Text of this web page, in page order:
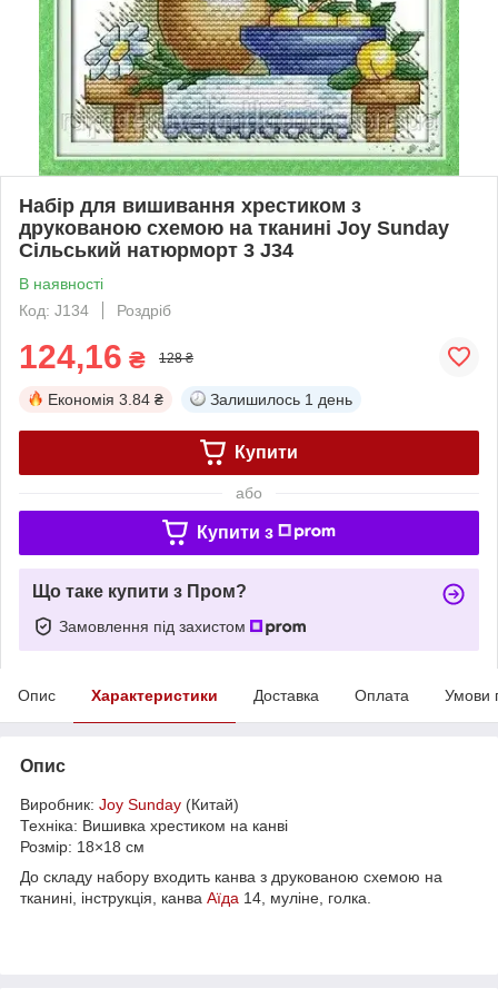
Набір для вишивання хрестиком з
друкованою схемою на тканині Joy Sunday
Сільський натюрморт 3 J34
В наявності
Код: J134
Роздріб
124,16 ₴ 128 ₴
Економія 3.84 ₴ Залишилось 1 день
Купити
або
Купити з
Що таке купити з Пром?
Замовлення під захистом
Опис Характеристики Доставка Оплата Умови
Опис
Виробник: Joy Sunday (Китай)
Техніка: Вишивка хрестиком на канві
Розмір: 18×18 см
До складу набору входить канва з друкованою схемою на
тканині, інструкція, канва Аїда 14, муліне, голка.